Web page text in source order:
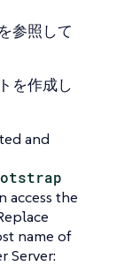
を参照して
を作成し
and
access the
name of
Server: